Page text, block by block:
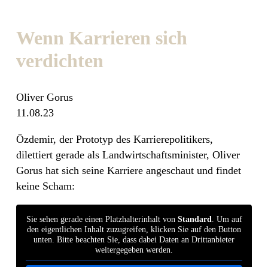
Wenn Karrieren sich
verdichten
Oliver Gorus
11.08.23
Özdemir, der Prototyp des Karrierepolitikers,
dilettiert gerade als Landwirtschaftsminister, Oliver
Gorus hat sich seine Karriere angeschaut und findet
keine Scham:
Sie sehen gerade einen Platzhalterinhalt von Standard. Um auf
den eigentlichen Inhalt zuzugreifen, klicken Sie auf den Button
unten. Bitte beachten Sie, dass dabei Daten an Drittanbieter
weitergegeben werden.